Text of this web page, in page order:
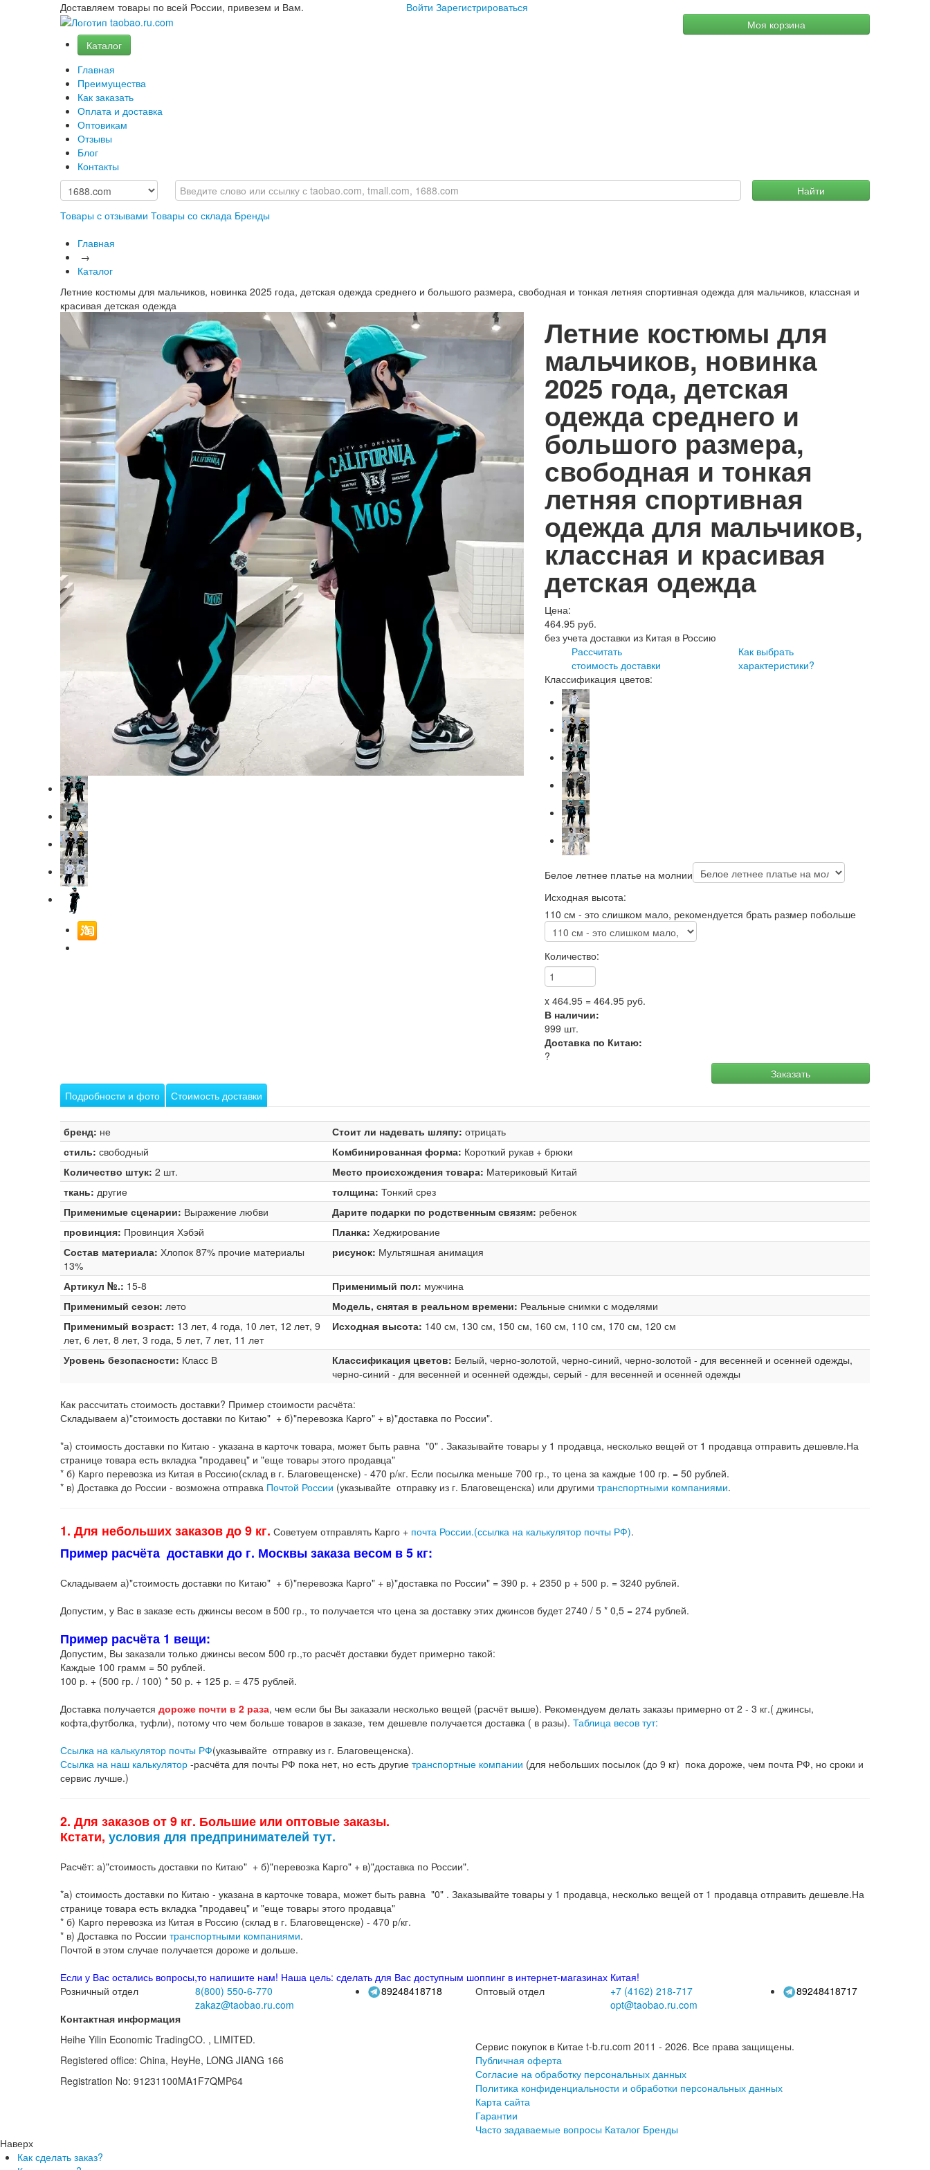
Доставляем товары по всей России, привезем и Вам. Войти Зарегистрироваться
Моя корзина
Каталог
Главная
Преимущества
Как заказать
Оплата и доставка
Оптовикам
Отзывы
Блог
Контакты
Товары с отзывами Товары со склада Бренды
Найти
Главная
→
Каталог
Летние костюмы для мальчиков, новинка 2025 года, детская одежда среднего и большого размера, свободная и тонкая летняя спортивная одежда для мальчиков, классная и
красивая детская одежда
Летние костюмы для
мальчиков, новинка
2025 года, детская
одежда среднего и
большого размера,
свободная и тонкая
летняя спортивная
одежда для мальчиков,
классная и красивая
детская одежда
Цена:
464.95 руб.
без учета доставки из Китая в Россию
Рассчитать
стоимость доставки
Как выбрать
характеристики?
Классификация цветов:
Белое летнее платье на молнии
Исходная высота:
110 см - это слишком мало, рекомендуется брать размер побольше
Количество:
x 464.95 = 464.95 руб.
В наличии:
999 шт.
Доставка по Китаю:
?
Заказать
Подробности и фото
Стоимость доставки
бренд: не Стоит ли надевать шляпу: отрицать
стиль: свободный Комбинированная форма: Короткий рукав + брюки
Количество штук: 2 шт. Место происхождения товара: Материковый Китай
ткань: другие толщина: Тонкий срез
Применимые сценарии: Выражение любви Дарите подарки по родственным связям: ребенок
провинция: Провинция Хэбэй Планка: Хеджирование
Состав материала: Хлопок 87% прочие материалы
13%
рисунок: Мультяшная анимация
Артикул №.: 15-8 Применимый пол: мужчина
Применимый сезон: лето Модель, снятая в реальном времени: Реальные снимки с моделями
Применимый возраст: 13 лет, 4 года, 10 лет, 12 лет, 9
лет, 6 лет, 8 лет, 3 года, 5 лет, 7 лет, 11 лет
Исходная высота: 140 см, 130 см, 150 см, 160 см, 110 см, 170 см, 120 см
Уровень безопасности: Класс В Классификация цветов: Белый, черно-золотой, черно-синий, черно-золотой - для весенней и осенней одежды,
черно-синий - для весенней и осенней одежды, серый - для весенней и осенней одежды
Как рассчитать стоимость доставки? Пример стоимости расчёта:
Складываем а)"стоимость доставки по Китаю" + б)"перевозка Карго" + в)"доставка по России".
*а) стоимость доставки по Китаю - указана в карточк товара, может быть равна "0" . Заказывайте товары у 1 продавца, несколько вещей от 1 продавца отправить дешевле.На
странице товара есть вкладка "продавец" и "еще товары этого продавца"
* б) Карго перевозка из Китая в Россию(склад в г. Благовещенске) - 470 р/кг. Если посылка меньше 700 гр., то цена за каждые 100 гр. = 50 рублей.
* в) Доставка до России - возможна отправка Почтой России (указывайте отправку из г. Благовещенска) или другими транспортными компаниями.
1. Для небольших заказов до 9 кг. Советуем отправлять Карго + почта России.(ссылка на калькулятор почты РФ).
Пример расчёта доставки до г. Москвы заказа весом в 5 кг:
Складываем а)"стоимость доставки по Китаю" + б)"перевозка Карго" + в)"доставка по России" = 390 р. + 2350 р + 500 р. = 3240 рублей.
Допустим, у Вас в заказе есть джинсы весом в 500 гр., то получается что цена за доставку этих джинсов будет 2740 / 5 * 0,5 = 274 рублей.
Пример расчёта 1 вещи:
Допустим, Вы заказали только джинсы весом 500 гр.,то расчёт доставки будет примерно такой:
Каждые 100 грамм = 50 рублей.
100 р. + (500 гр. / 100) * 50 р. + 125 р. = 475 рублей.
Доставка получается дороже почти в 2 раза, чем если бы Вы заказали несколько вещей (расчёт выше). Рекомендуем делать заказы примерно от 2 - 3 кг.( джинсы,
кофта,футболка, туфли), потому что чем больше товаров в заказе, тем дешевле получается доставка ( в разы). Таблица весов тут:
Ссылка на калькулятор почты РФ(указывайте отправку из г. Благовещенска).
Ссылка на наш калькулятор -расчёта для почты РФ пока нет, но есть другие транспортные компании (для небольших посылок (до 9 кг) пока дороже, чем почта РФ, но сроки и
сервис лучше.)
2. Для заказов от 9 кг. Большие или оптовые заказы.
Кстати, условия для предпринимателей тут.
Расчёт: а)"стоимость доставки по Китаю" + б)"перевозка Карго" + в)"доставка по России".
*а) стоимость доставки по Китаю - указана в карточке товара, может быть равна "0" . Заказывайте товары у 1 продавца, несколько вещей от 1 продавца отправить дешевле.На
странице товара есть вкладка "продавец" и "еще товары этого продавца"
* б) Карго перевозка из Китая в Россию (склад в г. Благовещенске) - 470 р/кг.
* в) Доставка по России транспортными компаниями.
Почтой в этом случае получается дороже и дольше.
Если у Вас остались вопросы,то напишите нам! Наша цель: сделать для Вас доступным шоппинг в интернет-магазинах Китая!
Розничный отдел
8(800) 550-6-770
zakaz@taobao.ru.com
89248418718 Оптовый отдел +7 (4162) 218-717
opt@taobao.ru.com
89248418717
Контактная информация
Heihe Yilin Economic TradingCO. , LIMITED.
Registered office: China, HeyHe, LONG JIANG 166
Registration No: 91231100MA1F7QMP64
Сервис покупок в Китае t-b.ru.com 2011 - 2026. Все права защищены.
Публичная оферта
Согласие на обработку персональных данных
Политика конфиденциальности и обработки персональных данных
Карта сайта
Гарантии
Часто задаваемые вопросы Каталог Бренды
Наверх
Как сделать заказ?